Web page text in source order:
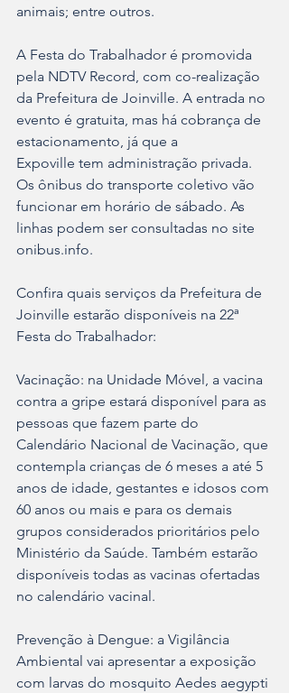
animais; entre outros.
A Festa do Trabalhador é promovida
pela NDTV Record, com co-realização
da Prefeitura de Joinville. A entrada no
evento é gratuita, mas há cobrança de
estacionamento, já que a
Expoville tem administração privada.
Os ônibus do transporte coletivo vão
funcionar em horário de sábado. As
linhas podem ser consultadas no site
onibus.info.
Confira quais serviços da Prefeitura de
Joinville estarão disponíveis na 22ª
Festa do Trabalhador:
Vacinação: na Unidade Móvel, a vacina
contra a gripe estará disponível para as
pessoas que fazem parte do
Calendário Nacional de Vacinação, que
contempla crianças de 6 meses a até 5
anos de idade, gestantes e idosos com
60 anos ou mais e para os demais
grupos considerados prioritários pelo
Ministério da Saúde. Também estarão
disponíveis todas as vacinas ofertadas
no calendário vacinal.
Prevenção à Dengue: a Vigilância
Ambiental vai apresentar a exposição
com larvas do mosquito Aedes aegypti